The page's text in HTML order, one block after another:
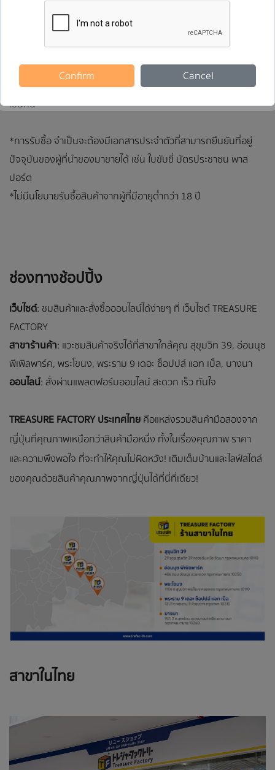
ท่านอย่างละเอียด ก่อนอธิบายผลการประเมินให้ท่านเข้าใจได้อย่าง
ชัดเจนและง่ายดาย
หากท่านพอใจกับราคาประเมิน เราพร้อมชำระเงินสดทันที นอกจากนี้
ท่านยังสามารถยกเลิกการขายได้หลังจากทราบผลการประเมินราคา
เช่นกัน
*การรับซื้อ จำเป็นจะต้องมีเอกสารประจำตัวที่สามารถยืนยันที่อยู่
ปัจจุบันของผู้ที่นำของมาขายได้ เช่น ใบขับขี่ บัตรประชาชน พาส
ปอร์ต
*ไม่มีนโยบายรับซื้อสินค้าจากผู้ที่มีอายุต่ำกว่า 18 ปี
ช่องทางช้อปปิ้ง
เว็บไซต์: ชมสินค้าและสั่งซื้อออนไลน์ได้ง่ายๆ ที่ เว็บไซต์ TREASURE
FACTORY
สาขาร้านค้า: แวะชมสินค้าจริงได้ที่สาขาใกล้คุณ สุขุมวิท 39, อ่อนนุช
พีเพิลพาร์ค, พระโขนง, พระราม 9 เดอะ ซ็อปปส์ แอท เบ็ล, บางนา
ออนไลน์: สั่งผ่านแพลตฟอร์มออนไลน์ สะดวก เร็ว ทันใจ
TREASURE FACTORY ประเทศไทยคือแหล่งรวมสินค้ามือสองจาก
ญี่ปุ่นที่คุณภาพเหนือกว่าสินค้ามือหนึ่ง ทั้งในเรื่องคุณภาพ ราคา
และความพึงพอใจ ที่จะทำให้คุณไม่ผิดหวัง! เติมเต็มบ้านและไลฟ์สไตล์
ของคุณด้วยสินค้าคุณภาพจากญี่ปุ่นได้ที่นี่ที่เดียว!
สาขาในไทย
Confirm Cancel